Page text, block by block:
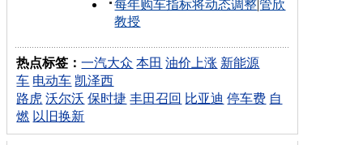
每年购车指标将动态调整|管欣
教授
热点标签：一汽大众 本田 油价上涨 新能源
车 电动车 凯泽西
路虎 沃尔沃 保时捷 丰田召回 比亚迪 停车费 自
燃 以旧换新